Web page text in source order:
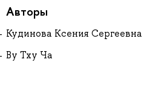
Авторы
Кудинова Ксения Сергеевна
Ву Тху Ча